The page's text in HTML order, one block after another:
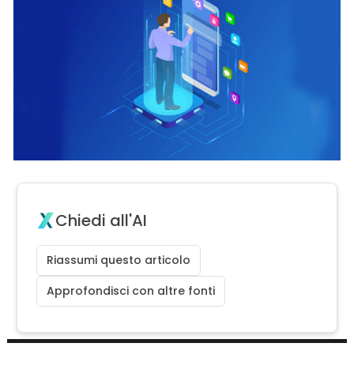
Chiedi all'AI
Riassumi questo articolo
Approfondisci con altre fonti